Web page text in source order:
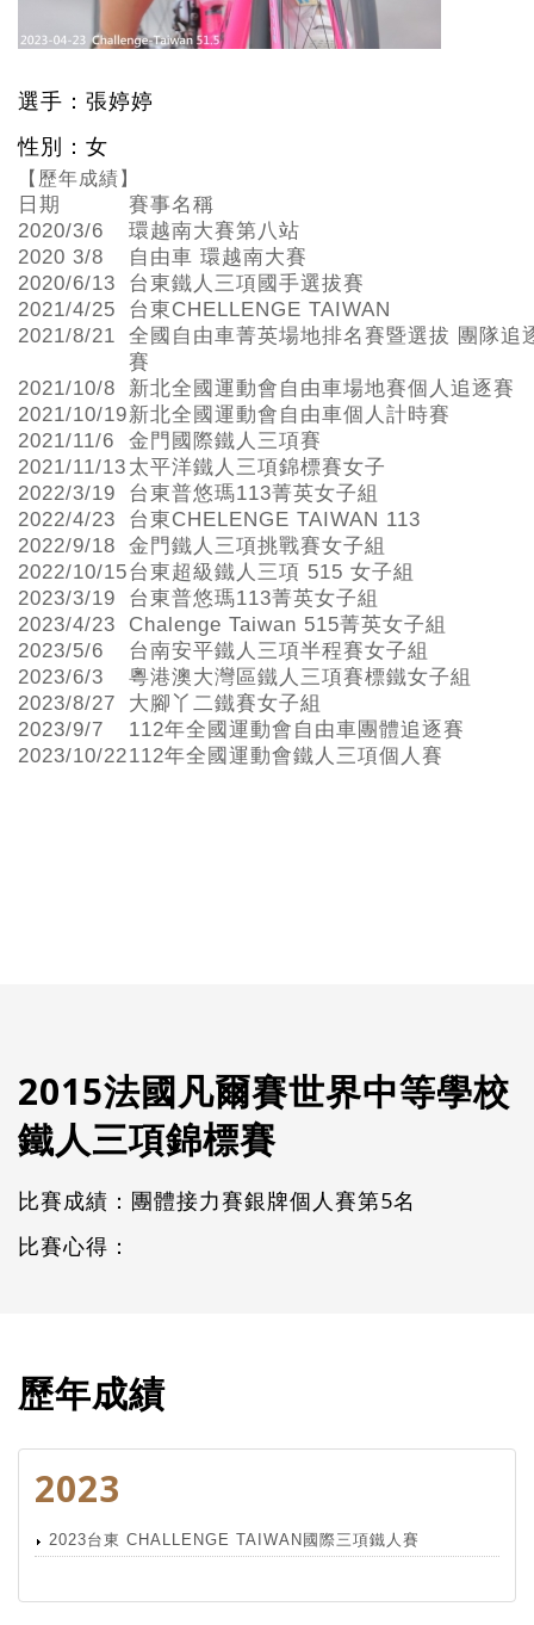
選手：張婷婷
性別：女
【歷年成績】
日期
賽事名稱
2020/3/6
環越南大賽第八站
2020 3/8
自由車 環越南大賽
2020/6/13
台東鐵人三項國手選拔賽
2021/4/25
台東CHELLENGE TAIWAN
2021/8/21
全國自由車菁英場地排名賽暨選拔 團隊追
賽
2021/10/8
新北全國運動會自由車場地賽個人追逐賽
2021/10/19新北全國運動會自由車個人計時賽
2021/11/6
金門國際鐵人三項賽
2021/11/13 太平洋鐵人三項錦標賽女子
2022/3/19
台東普悠瑪113菁英女子組
2022/4/23
台東CHELENGE TAIWAN 113
2022/9/18
金門鐵人三項挑戰賽女子組
2022/10/15台東超級鐵人三項 515 女子組
2023/3/19
台東普悠瑪113菁英女子組
2023/4/23
Chalenge Taiwan 515菁英女子組
2023/5/6
台南安平鐵人三項半程賽女子組
2023/6/3
粵港澳大灣區鐵人三項賽標鐵女子組
2023/8/27
大腳丫二鐵賽女子組
2023/9/7
112年全國運動會自由車團體追逐賽
2023/10/22112年全國運動會鐵人三項個人賽
2015法國凡爾賽世界中等學校
鐵人三項錦標賽
比賽成績：團體接力賽銀牌個人賽第5名
比賽心得：
歷年成績
2023
2023台東 CHALLENGE TAIWAN國際三項鐵人賽